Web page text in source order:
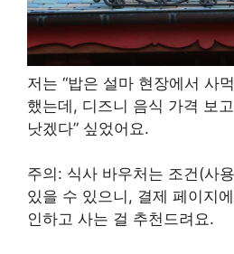
저는 “밥은 설마 현장에서 사
했는데, 디즈니 음식 가격 보
낫겠다” 싶었어요.
주의: 식사 바우처는 조건(사
있을 수 있으니, 결제 페이지
인하고 사는 걸 추천드려요.